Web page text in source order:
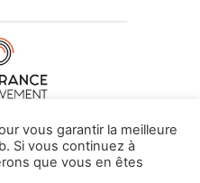
•CONTACT
vous garantir la meilleure
Si vous continuez à
que vous en êtes